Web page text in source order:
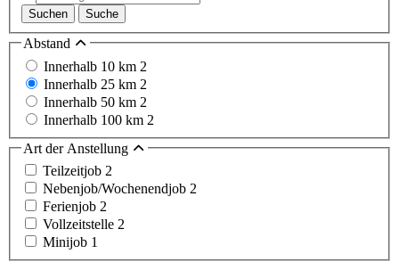
Suchen Suche
Abstand
Innerhalb 10 km 2
Innerhalb 25 km 2
Innerhalb 50 km 2
Innerhalb 100 km 2
Art der Anstellung
Teilzeitjob 2
Nebenjob/Wochenendjob 2
Ferienjob 2
Vollzeitstelle 2
Minijob 1